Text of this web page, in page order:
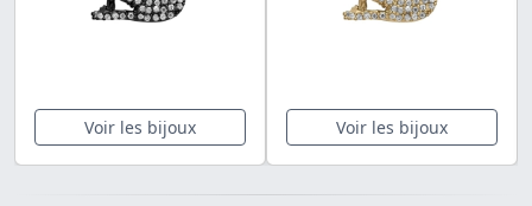
Voir les bijoux Voir les bijoux